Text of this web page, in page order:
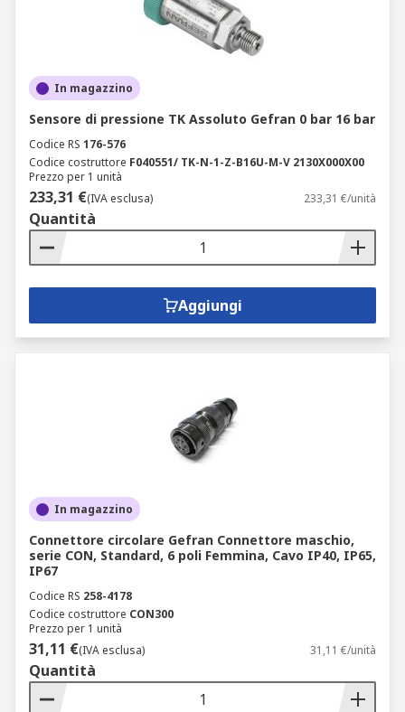
In magazzino
Sensore di pressione TK Assoluto Gefran 0 bar 16 bar
Codice RS 176-576
Codice costruttore F040551/ TK-N-1-Z-B16U-M-V 2130X000X00
Prezzo per 1 unità
233,31 €(IVA esclusa) 233,31 €/unità
Quantità
Aggiungi
In magazzino
Connettore circolare Gefran Connettore maschio,
serie CON, Standard, 6 poli Femmina, Cavo IP40, IP65,
IP67
Codice RS 258-4178
Codice costruttore CON300
Prezzo per 1 unità
31,11 €(IVA esclusa) 31,11 €/unità
Quantità